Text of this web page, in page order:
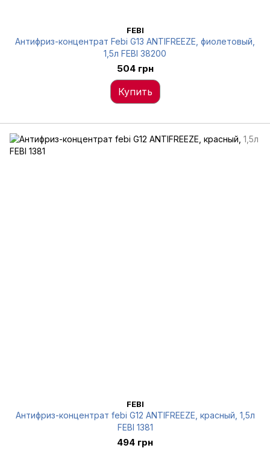
FEBI
Антифриз-концентрат Febi G13 ANTIFREEZE, фиолетовый,
1,5л FEBI 38200
504 грн
Купить
FEBI
Антифриз-концентрат febi G12 ANTIFREEZE, красный, 1,5л
FEBI 1381
494 грн